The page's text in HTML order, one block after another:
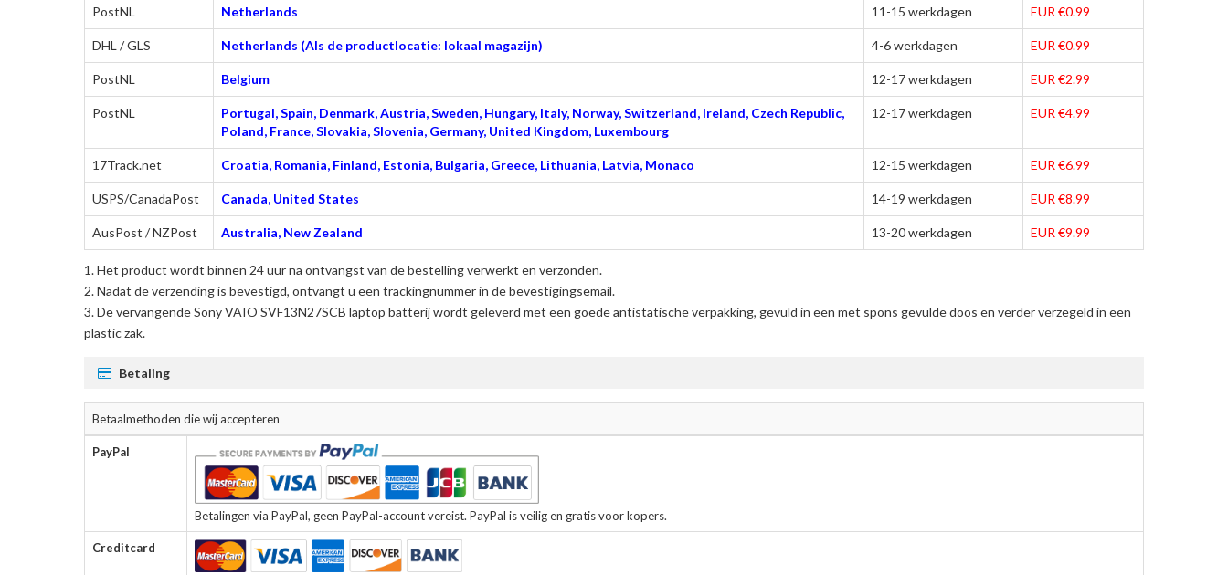
PostNL Netherlands 11-15 werkdagen EUR €0.99
DHL / GLS Netherlands (Als de productlocatie: lokaal magazijn) 4-6 werkdagen EUR €0.99
PostNL Belgium 12-17 werkdagen EUR €2.99
PostNL
Portugal, Spain, Denmark, Austria, Sweden, Hungary, Italy, Norway, Switzerland, Ireland, Czech Republic,
Poland, France, Slovakia, Slovenia, Germany, United Kingdom, Luxembourg
12-17 werkdagen EUR €4.99
17Track.net Croatia, Romania, Finland, Estonia, Bulgaria, Greece, Lithuania, Latvia, Monaco 12-15 werkdagen EUR €6.99
USPS/CanadaPost Canada, United States 14-19 werkdagen EUR €8.99
AusPost / NZPost Australia, New Zealand 13-20 werkdagen EUR €9.99
Het product wordt binnen 24 uur na ontvangst van de bestelling verwerkt en verzonden.
Nadat de verzending is bevestigd, ontvangt u een trackingnummer in de bevestigingsemail.
Devervangende Sony VAIO SVF13N27SCB laptop batterijwordt geleverd met een goede antistatische verpakking, gevuld in een met spons gevulde doos en verder verzegeld in een
plastic zak.
Betaling
Betaalmethoden die wij accepteren
PayPal
Betalingen via PayPal, geen PayPal-account vereist. PayPal is veilig en gratis voor kopers.
Creditcard